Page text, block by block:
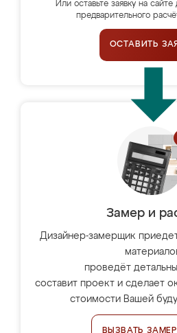
Или оставьте заявку на сайте
предварительного
ОСТАВИТЬ
Замер и
Дизайнер-замерщик
проведёт
составит проект и сделает
стоимости Вашей
ВЫЗВАТЬ